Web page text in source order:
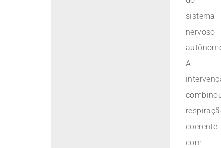
sistema
nervoso
A
coerente
com